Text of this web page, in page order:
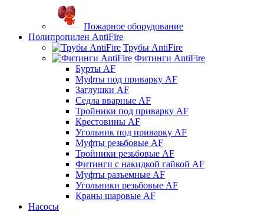
Пожарное оборудование
Полипропилен AntiFire
Трубы AntiFire
Фитинги AntiFire
Бурты AF
Муфты под приварку AF
Заглушки AF
Седла вварные AF
Тройники под приварку AF
Крестовины AF
Угольник под приварку AF
Муфты резьбовые AF
Тройники резьбовые AF
Фитинги с накидкой гайкой AF
Муфты разъемные AF
Угольники резьбовые AF
Краны шаровые AF
Насосы